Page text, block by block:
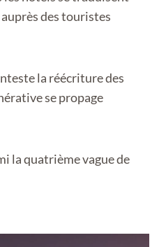
des touristes
la réécriture des
se propage
la quatrième vague de